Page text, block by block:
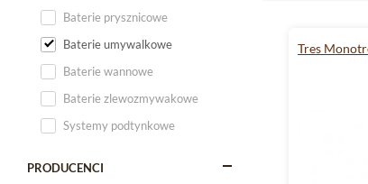
Baterie prysznicowe
Baterie umywalkowe
Baterie wannowe
Baterie zlewozmywakowe
Systemy podtynkowe
PRODUCENCI
Tres